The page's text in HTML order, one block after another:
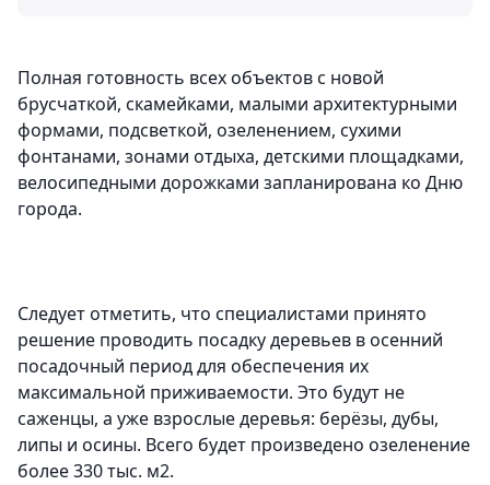
Полная готовность всех объектов с новой
брусчаткой, скамейками, малыми архитектурными
формами, подсветкой, озеленением, сухими
фонтанами, зонами отдыха, детскими площадками,
велосипедными дорожками запланирована ко Дню
города.
Следует отметить, что специалистами принято
решение проводить посадку деревьев в осенний
посадочный период для обеспечения их
максимальной приживаемости. Это будут не
саженцы, а уже взрослые деревья: берёзы, дубы,
липы и осины. Всего будет произведено озеленение
более 330 тыс. м2.